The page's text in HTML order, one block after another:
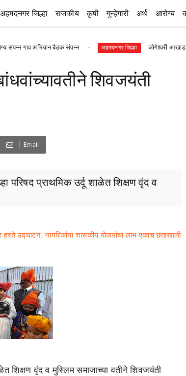
अहमदनगर जिल्हा राजकीय कृषी गुन्हेगारी अर्थ आरोग्य
बैठक संपन्न अहमदनगर जिल्हा जोगेश्वरी आखाडा विविध
शिवजयंती
Email
परिषद प्राथमिक उर्दू शाळेत शिक्षण वृंद व
उद्घाटन, नागरिकांना शासकीय योजनांचा लाभ एकाच छताखाली
शिक्षण वृंद व मुस्लिम समाजाच्या वतीने शिवजयंती